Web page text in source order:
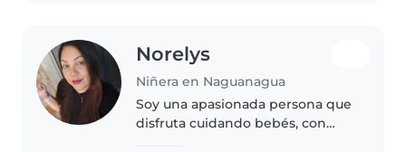
Norelys
Niñera en Naguanagua
Soy una apasionada persona que
disfruta cuidando bebés, con